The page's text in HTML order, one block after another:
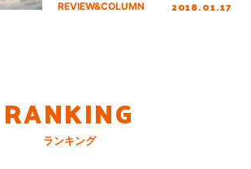
REVIEW&COLUMN 2018.01.17
RANKING
ランキング